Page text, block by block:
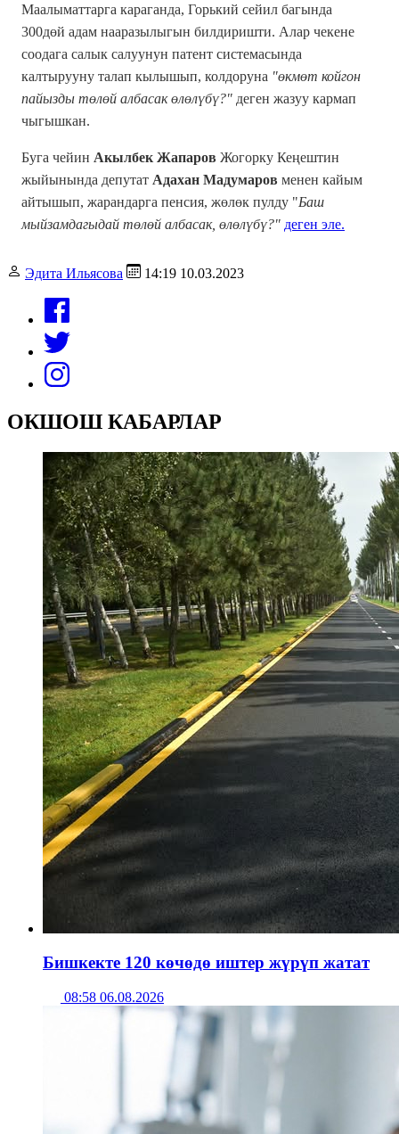
Маалыматтарга караганда, Горький сейил багында
300дөй адам нааразылыгын билдиришти. Алар чекене
соодага салык салуунун патент системасында
калтырууну талап кылышып, колдоруна "өкмөт койгон
пайызды төлөй албасак өлөлүбү?" деген жазуу кармап
чыгышкан.
Буга чейин Акылбек Жапаров Жогорку Кеңештин
жыйынында депутат Адахан Мадумаров менен кайым
айтышып, жарандарга пенсия, жөлөк пулду "Баш
мыйзамдагыдай төлөй албасак, өлөлүбү?" деген эле.
Эдита Ильясова 14:19 10.03.2023
ОКШОШ КАБАРЛАР
Бишкекте 120 көчөдө иштер жүрүп жатат
08:58 06.08.2026